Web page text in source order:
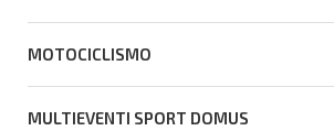
MOTOCICLISMO
MULTIEVENTI SPORT DOMUS